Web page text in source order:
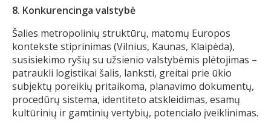
8. Konkurencinga valstybė
Šalies metropolinių struktūrų, matomų Europos
kontekste stiprinimas (Vilnius, Kaunas, Klaipėda),
susisiekimo ryšių su užsienio valstybėmis plėtojimas –
patraukli logistikai šalis, lanksti, greitai prie ūkio
subjektų poreikių pritaikoma, planavimo dokumentų,
procedūrų sistema, identiteto atskleidimas, esamų
kultūrinių ir gamtinių vertybių, potencialo įveiklinimas.